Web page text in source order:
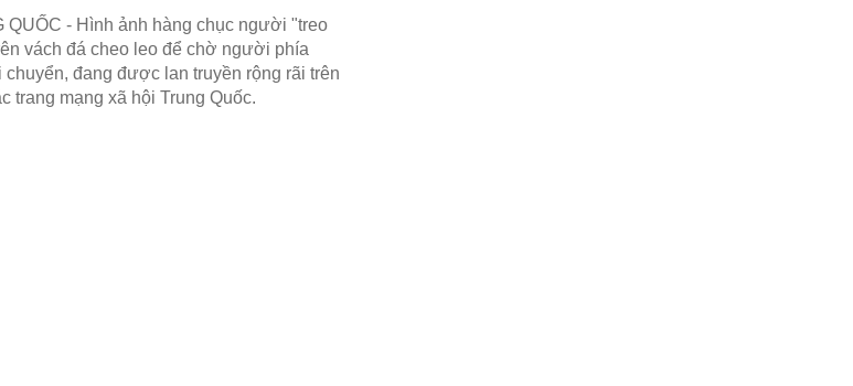
QUỐC - Hình ảnh hàng chục người "treo
vách đá cheo leo để chờ người phía
đang được lan truyền rộng rãi trên
trang mạng xã hội Trung Quốc.